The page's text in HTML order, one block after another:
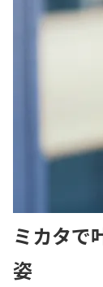
ミカタで
姿